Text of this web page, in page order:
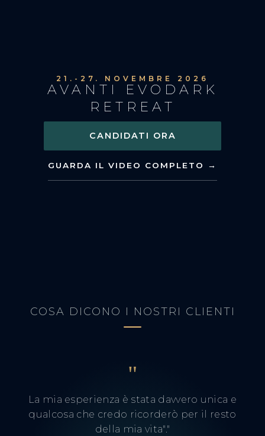
21.-27. NOVEMBRE 2026
AVANTI EVODARK
RETREAT
CANDIDATI ORA
GUARDA IL VIDEO COMPLETO →
COSA DICONO I NOSTRI CLIENTI
"
La mia esperienza è stata davvero unica e
qualcosa che credo ricorderò per il resto
della mia vita"."